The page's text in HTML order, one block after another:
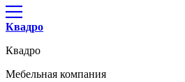
Квадро
Квадро
Мебельная компания